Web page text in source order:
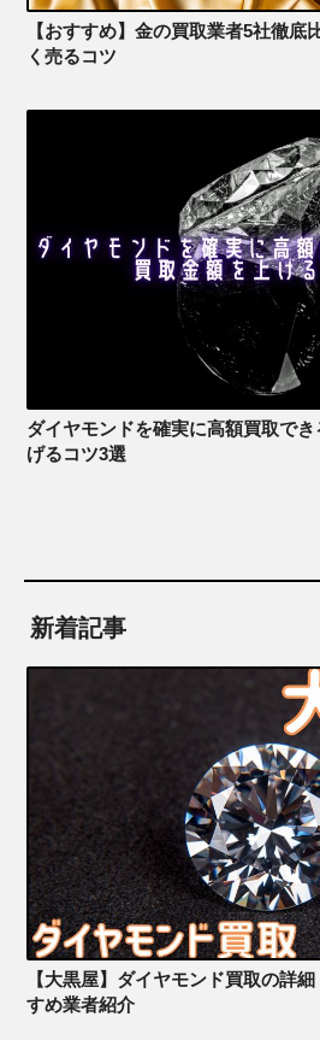
【おすすめ】金の買取業者5社徹底
く売るコツ
ダイヤモンドを確実に高額買取で
げるコツ3選
新着記事
【大黒屋】ダイヤモンド買取の詳
すめ業者紹介